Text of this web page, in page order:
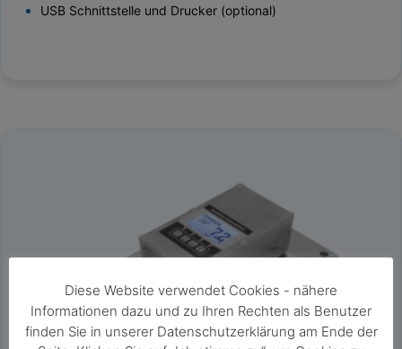
USB Schnittstelle und Drucker (optional)
Diese Website verwendet Cookies - nähere
Informationen dazu und zu Ihren Rechten als Benutzer
finden Sie in unserer Datenschutzerklärung am Ende der